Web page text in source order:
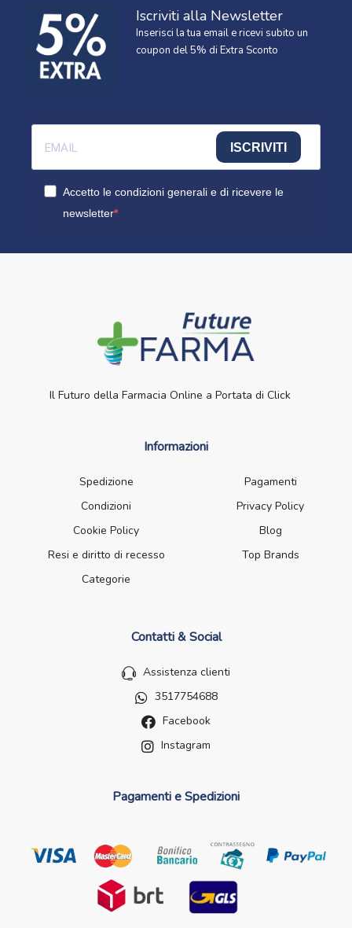
Iscriviti alla Newsletter
Inserisci la tua email e ricevi subito un
coupon del 5% di Extra Sconto
ISCRIVITI
Accetto le condizioni generali e di ricevere le
newsletter
Il Futuro della Farmacia Online a Portata di Click
Informazioni
Spedizione
Pagamenti
Condizioni
Privacy Policy
Cookie Policy
Blog
Resi e diritto di recesso
Top Brands
Categorie
Contatti & Social
Assistenza clienti
3517754688
Facebook
Instagram
Pagamenti e Spedizioni